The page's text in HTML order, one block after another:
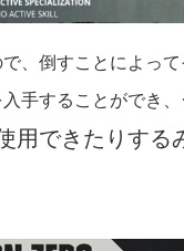
、倒すことによっ
手することができ、
用できたりする